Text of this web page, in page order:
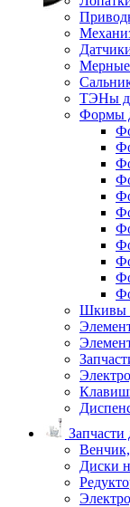
Мерные
ТЭНы
Формы
Шкивы
Запчасти
Венчик,
Диски